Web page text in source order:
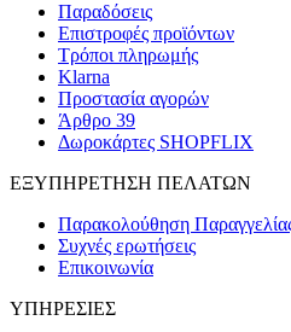
Παραδόσεις
Επιστροφές προϊόντων
Τρόποι πληρωμής
Klarna
Προστασία αγορών
Άρθρο 39
Δωροκάρτες SHOPFLIX
ΕΞΥΠΗΡΕΤΗΣΗ ΠΕΛΑΤΩΝ
Παρακολούθηση
Συχνές ερωτήσεις
Επικοινωνία
ΥΠΗΡΕΣΙΕΣ